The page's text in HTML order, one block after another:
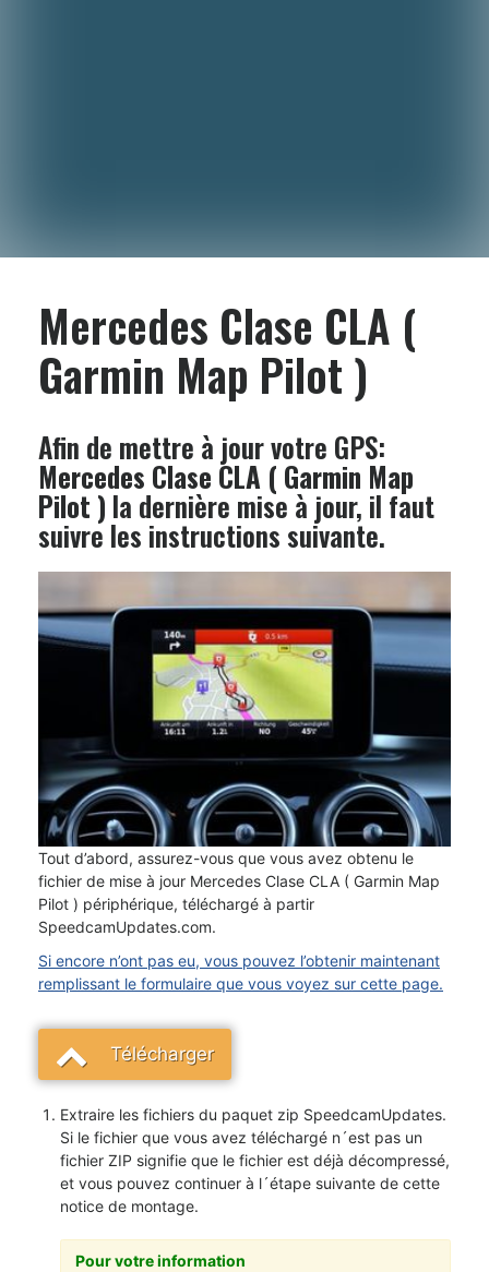
Mercedes Clase CLA (
Garmin Map Pilot )
Afin de mettre à jour votre GPS:
Mercedes Clase CLA ( Garmin Map
Pilot ) la dernière mise à jour, il faut
suivre les instructions suivante.
Tout d’abord, assurez-vous que vous avez obtenu le
fichier de mise à jour Mercedes Clase CLA ( Garmin Map
Pilot ) périphérique, téléchargé à partir
SpeedcamUpdates.com.
Si encore n’ont pas eu, vous pouvez l’obtenir maintenant
remplissant le formulaire que vous voyez sur cette page.
Télécharger
Extraire les fichiers du paquet zip SpeedcamUpdates.
Si le fichier que vous avez téléchargé n´est pas un
fichier ZIP signifie que le fichier est déjà décompressé,
et vous pouvez continuer à l´étape suivante de cette
notice de montage.
Pour votre information